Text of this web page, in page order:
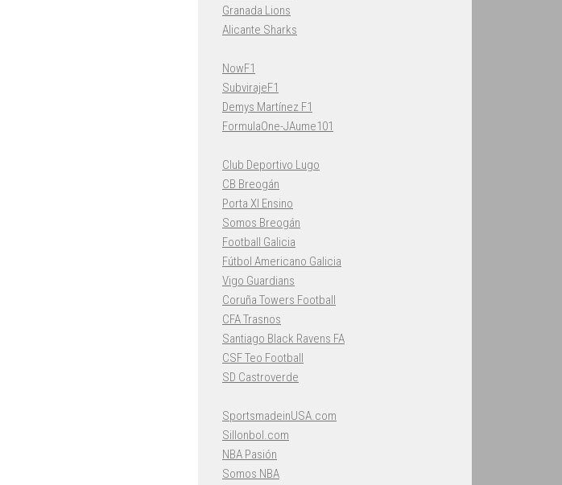
Granada Lions
Alicante Sharks
NowF1
SubvirajeF1
Demys Martínez F1
FormulaOne-JAume101
Club Deportivo Lugo
CB Breogán
Porta XI Ensino
Somos Breogán
Football Galicia
Fútbol Americano Galicia
Vigo Guardians
Coruña Towers Football
CFA Trasnos
Santiago Black Ravens FA
CSF Teo Football
SD Castroverde
SportsmadeinUSA.com
Sillonbol.com
NBA Pasión
Somos NBA